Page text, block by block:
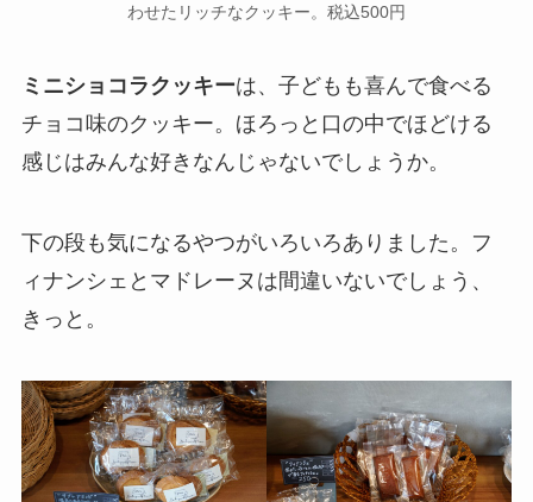
わせたリッチなクッキー。税込500円
ミニショコラクッキーは、子どもも喜んで食べる
チョコ味のクッキー。ほろっと口の中でほどける
感じはみんな好きなんじゃないでしょうか。
下の段も気になるやつがいろいろありました。フ
ィナンシェとマドレーヌは間違いないでしょう、
きっと。